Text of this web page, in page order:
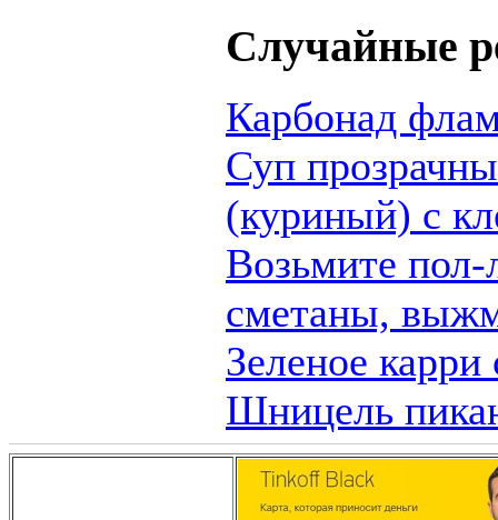
Случайные
Карбонад
Суп
(куриный) с
Возьмите
сметаны,
Зеленое
Шницель